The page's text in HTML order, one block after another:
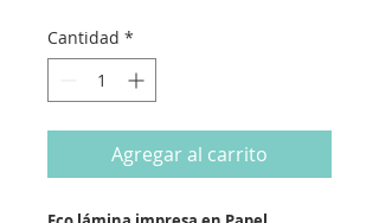
Cantidad *
Agregar al carrito